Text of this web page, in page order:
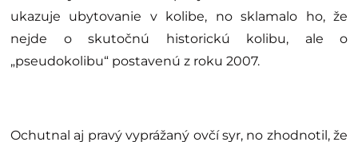
ukazuje ubytovanie v kolibe, no sklamalo ho, že
nejde o skutočnú historickú kolibu, ale o
„pseudokolibu“ postavenú z roku 2007.
Ochutnal aj pravý vyprážaný ovčí syr, no zhodnotil, že